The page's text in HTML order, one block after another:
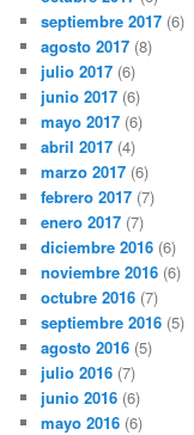
septiembre 2017 (6)
agosto 2017 (8)
julio 2017 (6)
junio 2017 (6)
mayo 2017 (6)
abril 2017 (4)
marzo 2017 (6)
febrero 2017 (7)
enero 2017 (7)
diciembre 2016 (6)
noviembre 2016 (6)
octubre 2016 (7)
septiembre 2016 (5)
agosto 2016 (5)
julio 2016 (7)
junio 2016 (6)
mayo 2016 (6)